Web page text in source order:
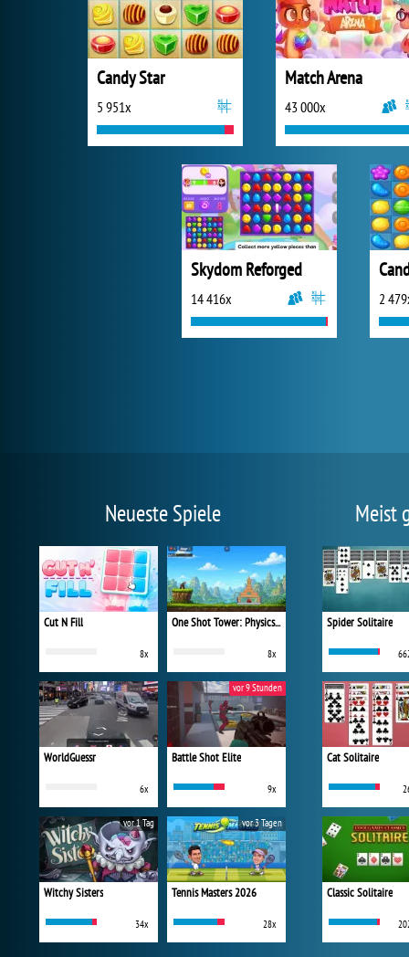
Candy Star
5 951x
Match Arena
43 000x
Skydom Reforged
14 416x 2
Neueste Spiele
Cut N Fill
8x
One Shot Tower: Physics Destroyer
8x
WorldGuessr
6x
Battle Shot Elite
9x
vor 9 Stunden
Witchy Sisters
34x
vor 1 Tag
Tennis Masters 2026
28x
vor 3 Tagen
Meist
Spider Solitaire
Cat Solitaire
Classic Solitaire